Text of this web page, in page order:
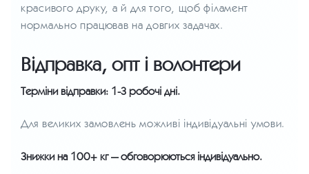
красивого друку, а й для того, щоб філамент
нормально працював на довгих задачах.
Відправка, опт і волонтери
Терміни відправки: 1-3 робочі дні.
Для великих замовлень можливі індивідуальні умови.
Знижки на 100+ кг — обговорюються індивідуально.